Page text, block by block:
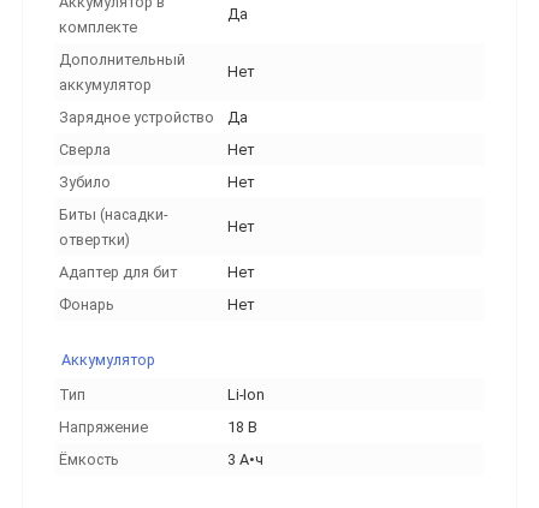
комплекте
Да
Дополнительный
аккумулятор
Нет
Зарядное устройство
Да
Сверла
Нет
Зубило
Нет
Биты (насадки-
отвертки)
Нет
Адаптер для бит
Нет
Фонарь
Нет
Аккумулятор
Тип
Li-Ion
Напряжение
18 В
Ёмкость
3 А•ч